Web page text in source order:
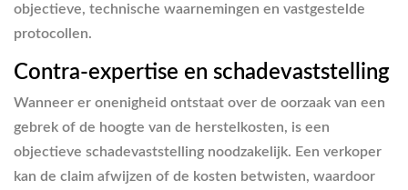
objectieve, technische waarnemingen en vastgestelde
protocollen.
Contra-expertise en schadevaststelling
Wanneer er onenigheid ontstaat over de oorzaak van een
gebrek of de hoogte van de herstelkosten, is een
objectieve schadevaststelling noodzakelijk. Een verkoper
kan de claim afwijzen of de kosten betwisten, waardoor